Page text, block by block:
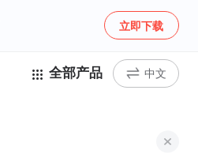
立即下载
全部产品 中文